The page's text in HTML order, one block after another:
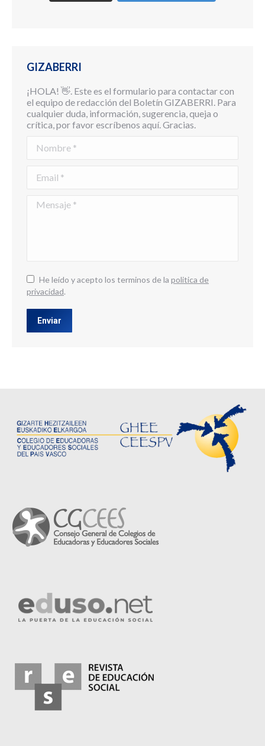
GIZABERRI
¡HOLA! 👋. Este es el formulario para contactar con
el equipo de redacción del Boletín GIZABERRI. Para
cualquier duda, información, sugerencia, queja o
crítica, por favor escríbenos aquí. Gracias.
Mensaje *
He leído y acepto los terminos de la politica de
privacidad.
Enviar